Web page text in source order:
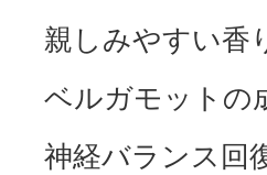
親しみやすい香
ベルガモットの
神経バランス回